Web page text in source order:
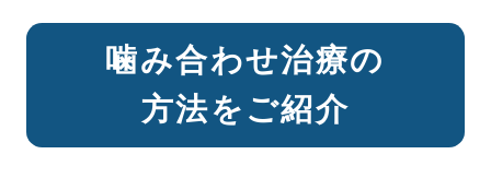
噛み合わせ治療の
方法をご紹介